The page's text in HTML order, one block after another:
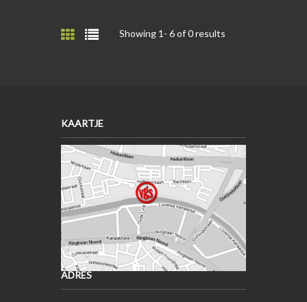
Showing 1- 6of 0 results
KAARTJE
ADRES